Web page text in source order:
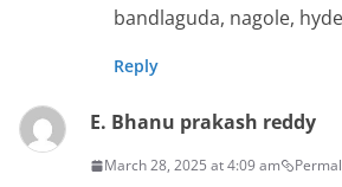
bandlaguda, nagole,
Reply
E. Bhanu prakash reddy
March 28, 2025 at 4:09 am